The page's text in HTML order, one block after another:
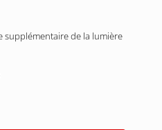
supplémentaire de la lumière